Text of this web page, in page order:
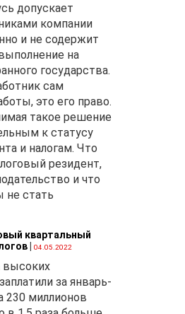
допускает
компании
и не содержит
на
государства.
сам
это его право.
такое решение
к статусу
и налогам. Что
резидент,
и что
не стать
квартальный
| 04.05.2022
высоких
за январь-
230 миллионов